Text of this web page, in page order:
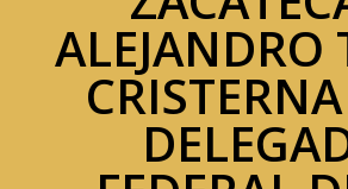
ALEJANDRO